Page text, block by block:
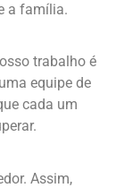
a família.
trabalho é
equipe de
cada um
Assim,